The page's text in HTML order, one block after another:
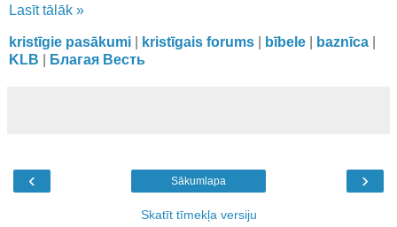
Lasīt tālāk »
kristīgie pasākumi kristīgais forums bībele baznīca
KLB
Благая Весть
‹ ›
Sākumlapa
Skatīt tīmekļa versiju